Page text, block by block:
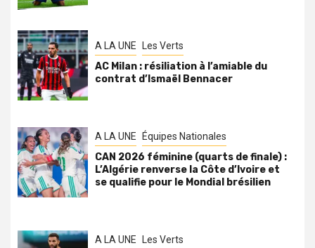
A LA UNE Les Verts
AC Milan : résiliation à l’amiable du
contrat d’Ismaël Bennacer
A LA UNE Équipes Nationales
CAN 2026 féminine (quarts de finale) :
L’Algérie renverse la Côte d’Ivoire et
se qualifie pour le Mondial brésilien
A LA UNE Les Verts